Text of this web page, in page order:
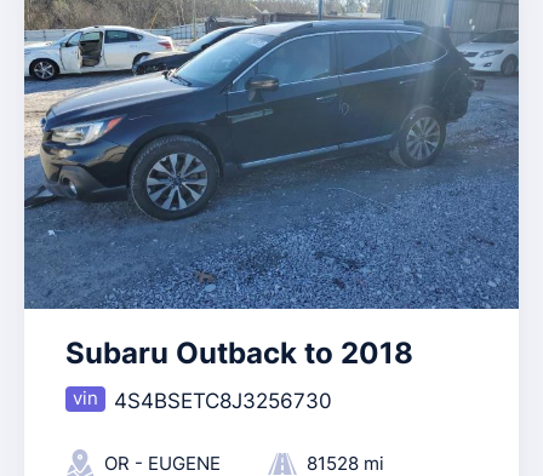
Subaru Outback to 2018
4S4BSETC8J3256730
OR - EUGENE
81528 mi